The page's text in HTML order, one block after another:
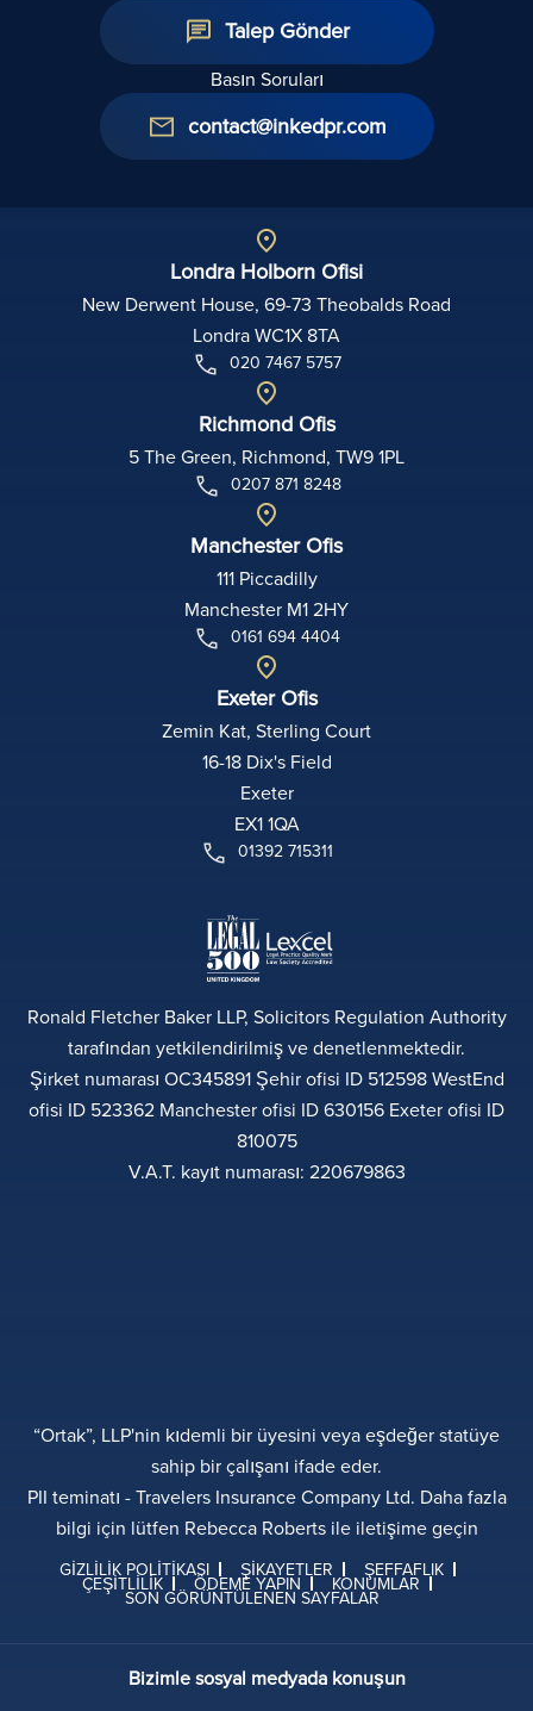
Talep Gönder
Basın Soruları
contact@inkedpr.com
Londra Holborn Ofisi
New Derwent House, 69-73 Theobalds Road
Londra WC1X 8TA
020 7467 5757
Richmond Ofis
5 The Green, Richmond, TW9 1PL
0207 871 8248
Manchester Ofis
111 Piccadilly
Manchester M1 2HY
0161 694 4404
Exeter Ofis
Zemin Kat, Sterling Court
16-18 Dix's Field
Exeter
EX1 1QA
01392 715311
Ronald Fletcher Baker LLP, Solicitors Regulation Authority
tarafından yetkilendirilmiş ve denetlenmektedir.
Şirket numarası OC345891 Şehir ofisi ID 512598 WestEnd
ofisi ID 523362 Manchester ofisi ID 630156 Exeter ofisi ID
810075
V.A.T. kayıt numarası: 220679863
“Ortak”, LLP'nin kıdemli bir üyesini veya eşdeğer statüye
sahip bir çalışanı ifade eder.
PII teminatı - Travelers Insurance Company Ltd. Daha fazla
bilgi için lütfen Rebecca Roberts ile iletişime geçin
GIZLILIK POLITIKASI ŞIKAYETLER ŞEFFAFLIK
ÇEŞITLILIK ÖDEME YAPIN KONUMLAR
SON GÖRÜNTÜLENEN SAYFALAR
Bizimle sosyal medyada konuşun